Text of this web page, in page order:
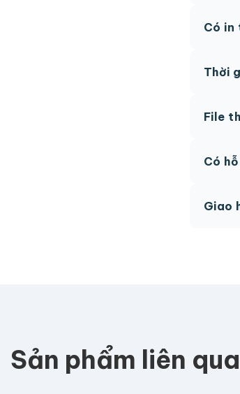
Có in
thức.
Thời
hệ để
File
phí.
Có
Giao
Sản phẩm liên